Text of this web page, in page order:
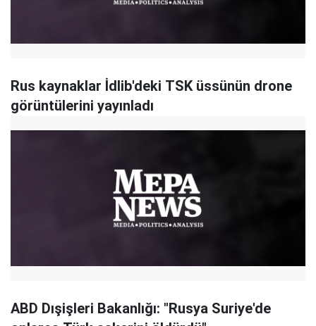
Rus kaynaklar İdlib'deki TSK üssünün drone
görüntülerini yayınladı
ABD Dışişleri Bakanlığı: "Rusya Suriye'de